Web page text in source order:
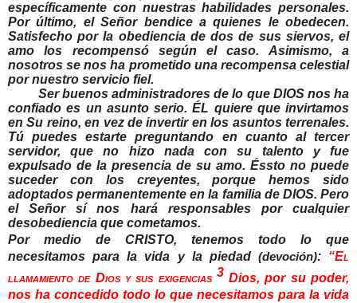
específicamente con nuestras habilidades personales.
Por último, el Señor bendice a quienes le obedecen.
Satisfecho por la obediencia de dos de sus siervos, el
amo los recompensó según el caso. Asimismo, a
nosotros se nos ha prometido una recompensa celestial
por nuestro servicio fiel.
Ser buenos administradores de lo que DIOS nos ha
confiado es un asunto serio. ÉL quiere que invirtamos
en Su reino, en vez de invertir en los asuntos terrenales.
Tú puedes estarte preguntando en cuanto al tercer
servidor, que no hizo nada con su talento y fue
expulsado de la presencia de su amo. Éssto no puede
suceder con los creyentes, porque hemos sido
adoptados permanentemente en la familia de DIOS. Pero
el Señor sí nos hará responsables por cualquier
desobediencia que cometamos.
Por medio de CRISTO, tenemos todo lo que
necesitamos para la vida y la piedad (devoción): “El
llamamiento de Dios y sus exigencias 3 Dios, por su poder,
nos ha concedido todo lo que necesitamos para la vida